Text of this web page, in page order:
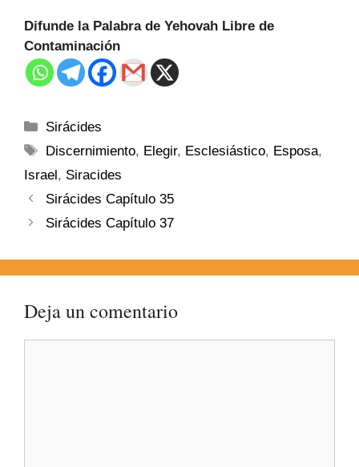
Difunde la Palabra de Yehovah Libre de
Contaminación
Sirácides
Discernimiento, Elegir, Esclesiástico, Esposa,
Israel, Siracides
Sirácides Capítulo 35
Sirácides Capítulo 37
Deja un comentario